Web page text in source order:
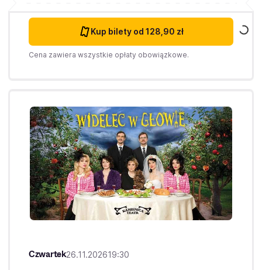
Kup bilety od 128,90 zł
Cena zawiera wszystkie opłaty obowiązkowe.
Czwartek26.11.202619:30